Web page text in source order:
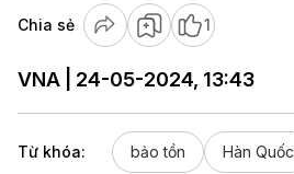
Chia sẻ 1
VNA | 24-05-2024, 13:43
Từ khóa: bảo tồn Hàn Quốc